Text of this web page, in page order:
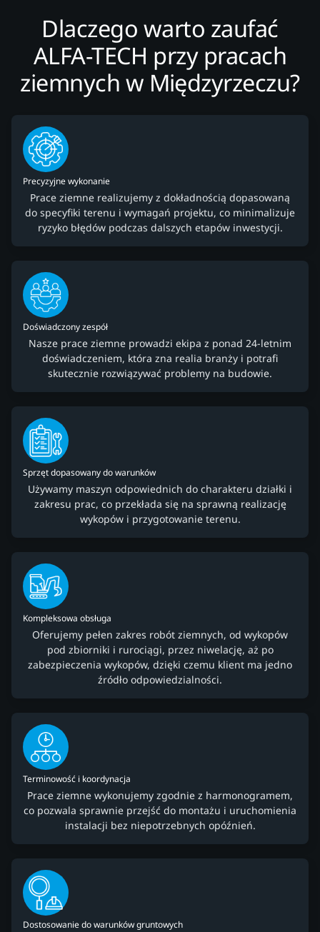
Dlaczego warto zaufać
ALFA-TECH przy pracach
ziemnych w Międzyrzeczu?
Precyzyjne wykonanie
Prace ziemne realizujemy z dokładnością dopasowaną
do specyfiki terenu i wymagań projektu, co minimalizuje
ryzyko błędów podczas dalszych etapów inwestycji.
Doświadczony zespół
Nasze prace ziemne prowadzi ekipa z ponad 24-letnim
doświadczeniem, która zna realia branży i potrafi
skutecznie rozwiązywać problemy na budowie.
Sprzęt dopasowany do warunków
Używamy maszyn odpowiednich do charakteru działki i
zakresu prac, co przekłada się na sprawną realizację
wykopów i przygotowanie terenu.
Kompleksowa obsługa
Oferujemy pełen zakres robót ziemnych, od wykopów
pod zbiorniki i rurociągi, przez niwelację, aż po
zabezpieczenia wykopów, dzięki czemu klient ma jedno
źródło odpowiedzialności.
Terminowość i koordynacja
Prace ziemne wykonujemy zgodnie z harmonogramem,
co pozwala sprawnie przejść do montażu i uruchomienia
instalacji bez niepotrzebnych opóźnień.
Dostosowanie do warunków gruntowych